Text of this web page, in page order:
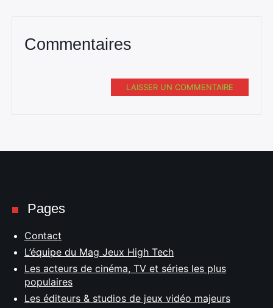
Commentaires
LAISSER UN COMMENTAIRE
Pages
Contact
L’équipe du Mag Jeux High Tech
Les acteurs de cinéma, TV et séries les plus
populaires
Les éditeurs & studios de jeux vidéo majeurs